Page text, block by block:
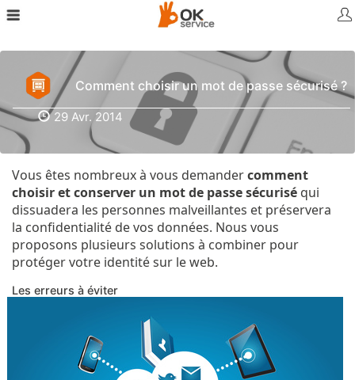
Comment choisir un mot de passe sécurisé ?
29 Avr. 2014
Vous êtes nombreux à vous demandercomment
choisir et conserver un mot de passe sécurisé qui
dissuadera les personnes malveillantes et préservera
la confidentialité de vos données. Nous vous
proposons plusieurs solutions à combiner pour
protéger votre identité sur le web.
Les erreurs à éviter